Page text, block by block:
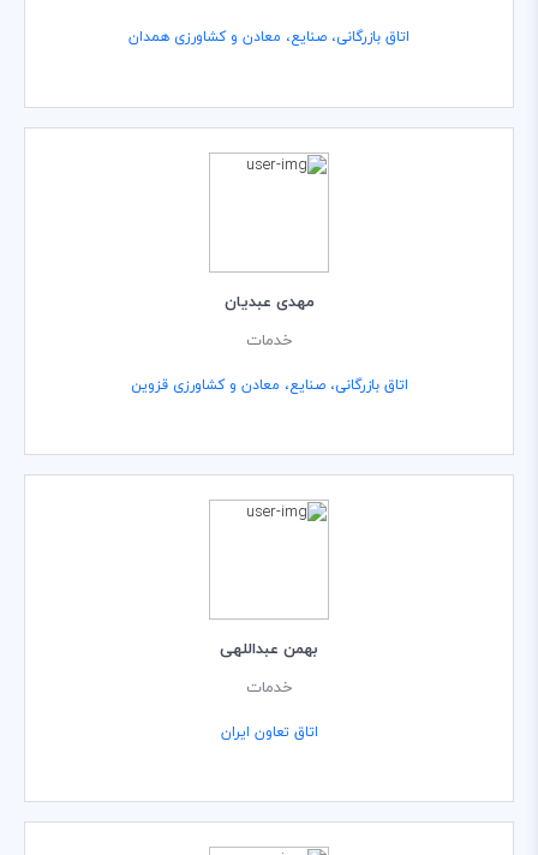
اتاق بازرگانی، صنایع، معادن و کشاورزی همدان
مهدی عبدیان
خدمات
اتاق بازرگانی، صنایع، معادن و کشاورزی قزوین
بهمن عبداللهی
خدمات
اتاق تعاون ایران